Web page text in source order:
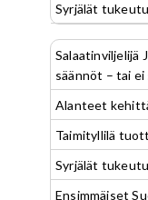
Syrjälät
Salaatinviljelijä
säännöt – tai ei
Alanteet
Taimityllilä
Syrjälät
Ensimmäiset